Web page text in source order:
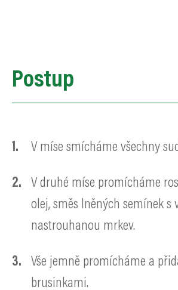
Postup
V míse smícháme všechny
V druhé míse promícháme
olej, směs lněných semínek s
nastrouhanou mrkev.
Vše jemně promícháme a
brusinkami.